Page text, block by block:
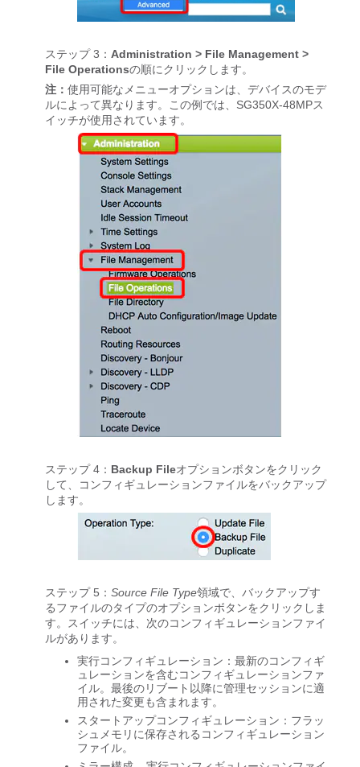
ステップ 3： Administration > File Management >
File Operationsの順にクリックします。
注： 使用可能なメニューオプションは、デバイスのモデ
ルによって異なります。この例では、SG350X-48MPス
イッチが使用されています。
ステップ 4： Backup Fileオプションボタンをクリック
して、コンフィギュレーションファイルをバックアップ
します。
ステップ 5： Source File Type領域で、バックアップす
るファイルのタイプのオプションボタンをクリックしま
す。スイッチには、次のコンフィギュレーションファイ
ルがあります。
実行コンフィギュレーション ：最新のコンフィギ
ュレーションを含むコンフィギュレーションファ
イル。最後のリブート以降に管理セッションに適
用された変更も含まれます。
スタートアップコンフィギュレーション ：フラッ
シュメモリに保存されるコンフィギュレーション
ファイル。